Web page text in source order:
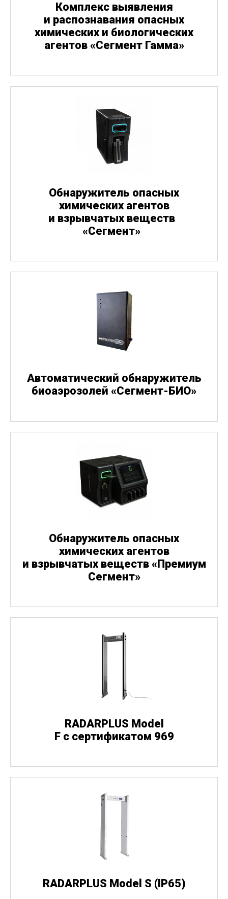
Комплекс выявления
и распознавания опасных
химических и биологических
агентов «Сегмент Гамма»
Обнаружитель опасных
химических агентов
и взрывчатых веществ
«Сегмент»
Автоматический обнаружитель
биоаэрозолей «Сегмент-БИО»
Обнаружитель опасных
химических агентов
и взрывчатых веществ «Премиум
Сегмент»
RADARPLUS Model
F с сертификатом 969
RADARPLUS Model S (IP65)